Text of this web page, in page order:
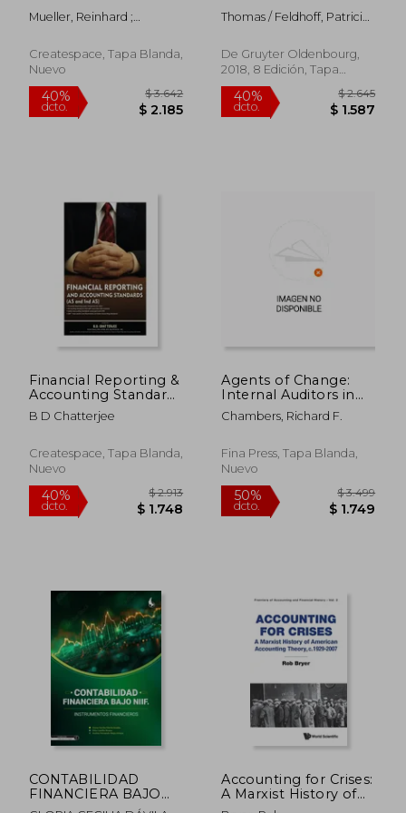
50%
dcto.
40%
dcto.
50% 40%
Accounting and
Reporting (en Inglés)
Mueller, Reinhard ;
McKinney, M. Larry
Createspace, Tapa Blanda,
Nuevo
Nach hgb und Ifrs (en
Alemán)
Thomas / Feldhoff, Patricia
De Gruyter Oldenbourg,
2018, 8 Edición, Tapa
Blanda, Nuevo
Financial Reporting &
Accounting Standards
(second edition)
B D Chatterjee
Createspace, Tapa Blanda,
Nuevo
Agents of Change:
Internal Auditors in
the Era of Permacrisis
(en Inglés)
Chambers, Richard F.
Fina Press, Tapa Blanda,
Nuevo
CONTABILIDAD
FINANCIERA BAJO
NIIF. INSTRUMENTOS
Accounting for Crises:
A Marxist History of
American Accounting